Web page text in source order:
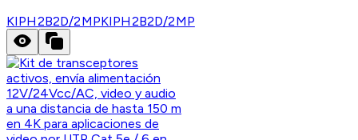
KIPH2B2D/2MPKIPH2B2D/2MP